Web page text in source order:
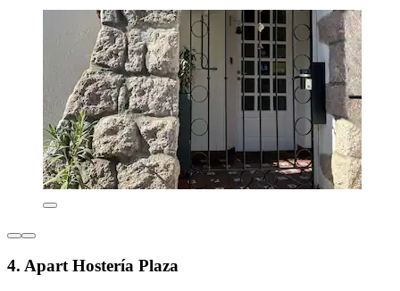
4. Apart Hostería Plaza